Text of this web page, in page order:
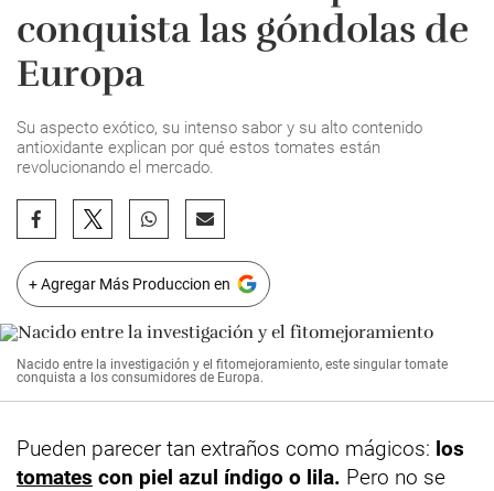
conquista las góndolas de
Europa
Su aspecto exótico, su intenso sabor y su alto contenido
antioxidante explican por qué estos tomates están
revolucionando el mercado.
+ Agregar Más Produccion en
Nacido entre la investigación y el fitomejoramiento, este singular tomate
conquista a los consumidores de Europa.
Pueden parecer tan extraños como mágicos: los
tomates con piel azul índigo o lila. Pero no se